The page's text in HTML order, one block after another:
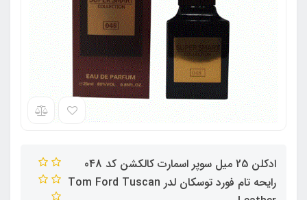
ادکلن 25 میل سوپر اسمارت کالکشن کد 048
رایحه تام فورد توسکان لدر Tom Ford Tuscan